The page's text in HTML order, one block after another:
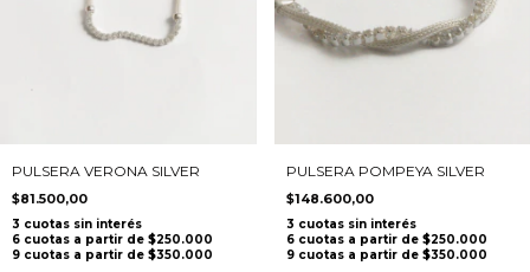
PULSERA VERONA SILVER
$81.500,00
PULSERA POMPEYA SILVER
$148.600,00